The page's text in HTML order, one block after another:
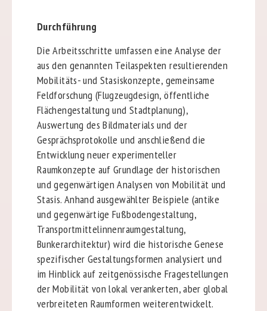
Durchführung
Die Arbeitsschritte umfassen eine Analyse der
aus den genannten Teilaspekten resultierenden
Mobilitäts- und Stasiskonzepte, gemeinsame
Feldforschung (Flugzeugdesign, öffentliche
Flächengestaltung und Stadtplanung),
Auswertung des Bildmaterials und der
Gesprächsprotokolle und anschließend die
Entwicklung neuer experimenteller
Raumkonzepte auf Grundlage der historischen
und gegenwärtigen Analysen von Mobilität und
Stasis. Anhand ausgewählter Beispiele (antike
und gegenwärtige Fußbodengestaltung,
Transportmittelinnenraumgestaltung,
Bunkerarchitektur) wird die historische Genese
spezifischer Gestaltungsformen analysiert und
im Hinblick auf zeitgenössische Fragestellungen
der Mobilität von lokal verankerten, aber global
verbreiteten Raumformen weiterentwickelt.